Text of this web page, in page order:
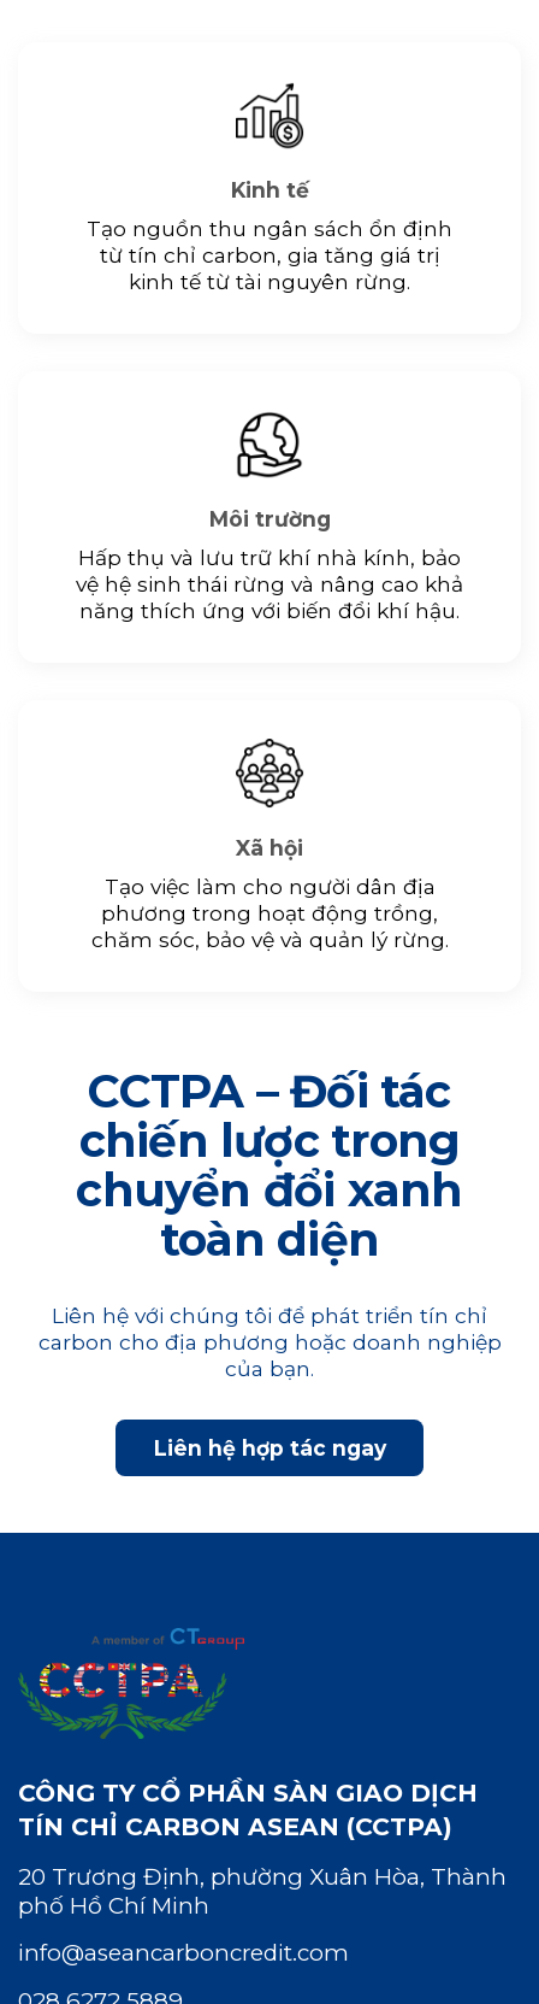
Kinh tế
Tạo nguồn thu ngân sách ổn định
từ tín chỉ carbon, gia tăng giá trị
kinh tế từ tài nguyên rừng.
Môi trường
Hấp thụ và lưu trữ khí nhà kính, bảo
vệ hệ sinh thái rừng và nâng cao khả
năng thích ứng với biến đổi khí hậu.
Xã hội
Tạo việc làm cho người dân địa
phương trong hoạt động trồng,
chăm sóc, bảo vệ và quản lý rừng.
CCTPA – Đối tác
chiến lược trong
chuyển đổi xanh
toàn diện
Liên hệ với chúng tôi để phát triển tín chỉ
carbon cho địa phương hoặc doanh nghiệp
của bạn.
Liên hệ hợp tác ngay
CÔNG TY CỔ PHẦN SÀN GIAO DỊCH
TÍN CHỈ CARBON ASEAN (CCTPA)
20 Trương Định, phường Xuân Hòa, Thành
phố Hồ Chí Minh
info@aseancarboncredit.com